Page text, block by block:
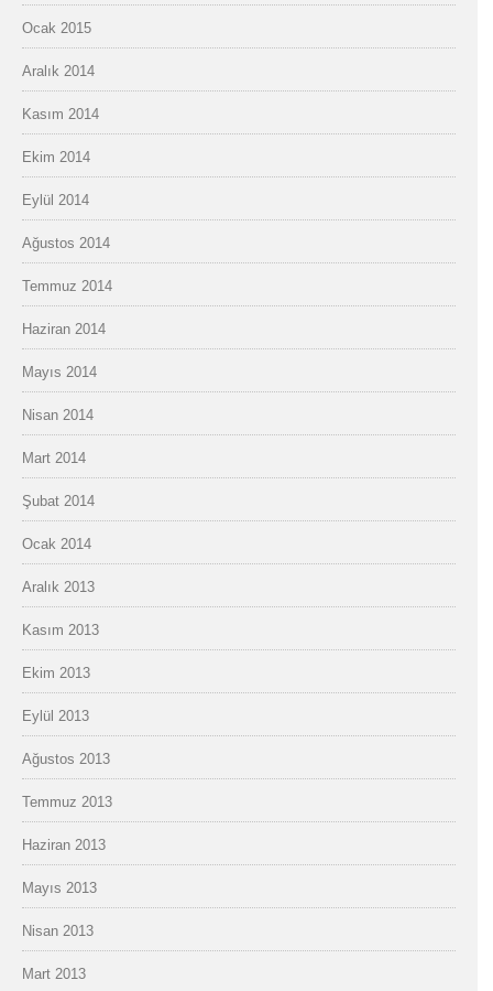
Ocak 2015
Aralık 2014
Kasım 2014
Ekim 2014
Eylül 2014
Ağustos 2014
Temmuz 2014
Haziran 2014
Mayıs 2014
Nisan 2014
Mart 2014
Şubat 2014
Ocak 2014
Aralık 2013
Kasım 2013
Ekim 2013
Eylül 2013
Ağustos 2013
Temmuz 2013
Haziran 2013
Mayıs 2013
Nisan 2013
Mart 2013